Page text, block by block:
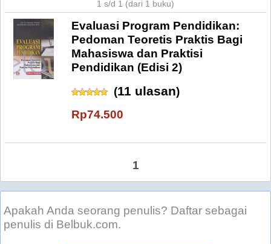
1 s/d 1 (dari 1 buku)
Evaluasi Program Pendidikan:
Pedoman Teoretis Praktis Bagi
Mahasiswa dan Praktisi
Pendidikan (Edisi 2)
(11 ulasan)
Rp74.500
1
Apakah Anda seorang penulis? Daftar sebagai
penulis di Belbuk.com.